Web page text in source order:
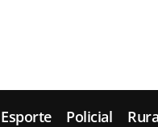
Esporte Policial